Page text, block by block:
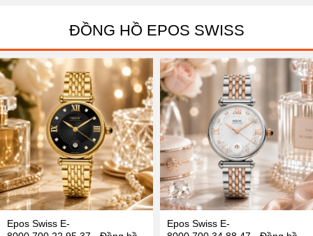
ĐỒNG HỒ EPOS SWISS
Epos Swiss E-
Epos Swiss E-